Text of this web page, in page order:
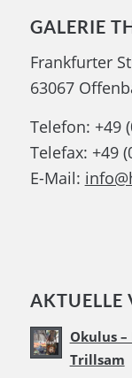
GALERIE
Frankfurter
63067
Telefon: +49
Telefax: +49
E-Mail:
AKTUELLE
Okulus
Trillsam